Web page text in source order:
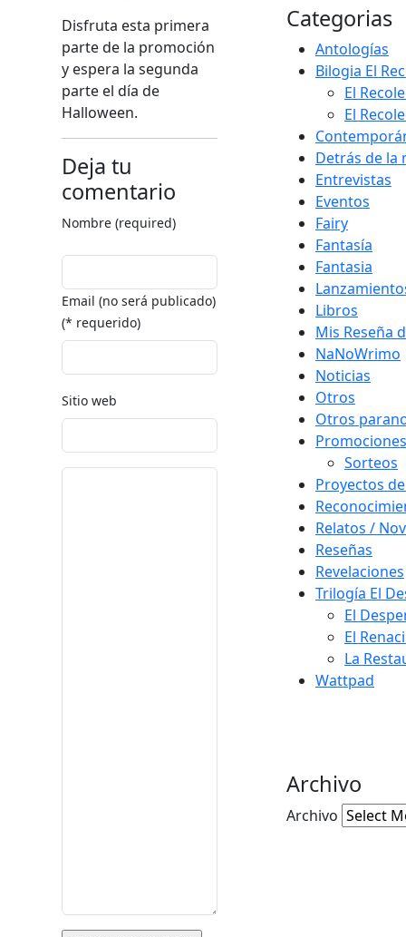
Disfruta esta primera
parte de la promoción
y espera la segunda
parte el día de
Halloween.
Deja tu
comentario
Nombre (required)
Email (no será publicado)
(* requerido)
Sitio web
Categorias
Antologías
Bilogia El
El
El
Detrás de la
Entrevistas
Eventos
Fairy
Fantasía
Fantasia
Libros
Mis Reseña
NaNoWrimo
Noticias
Otros
Otros
Promociones
Sorteos
Proyectos
Relatos /
Reseñas
Revelaciones
Trilogía El
El
El
La
Wattpad
Archivo
Archivo